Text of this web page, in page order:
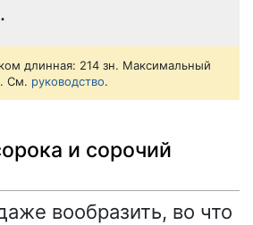
длинная: 214 зн. Максимальный
См. руководство.
и сорочий
вообразить, во что